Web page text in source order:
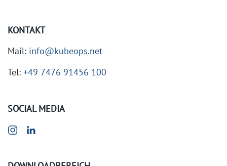
KONTAKT
Mail: info@kubeops.net
Tel: +49 7476 91456 100
SOCIAL MEDIA